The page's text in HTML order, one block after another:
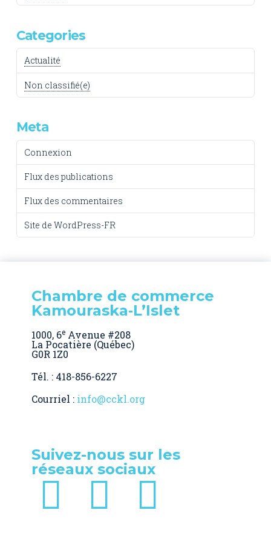
Categories
Actualité
Non classifié(e)
Meta
Connexion
Flux des publications
Flux des commentaires
Site de WordPress-FR
Chambre de commerce
Kamouraska‑L’Islet
1000, 6e Avenue #208
La Pocatière (Québec)
G0R 1Z0
Tél. : 418-856-6227
Courriel : info@cckl.org
Suivez-nous sur les
réseaux sociaux